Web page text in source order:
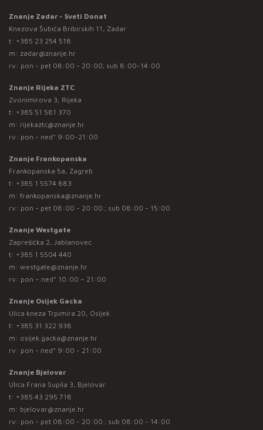
Znanje Zadar - Sveti Donat
Knezova Šubića Bribirskih 11, Zadar
t: +385 23 254 518
m: zadar@znanje.hr
rv: pon - pet 08:00 - 20:00; sub 8:00-14:00
Znanje Rijeka ZTC
Zvonimirova 3, Rijeka
t: +385 51 581 370
m: rijekaztc@znanje.hr
rv: pon - ned* 9:00-21:00
Znanje Frankopanska
Frankopanska 5a, Zagreb
t: +385 1 5574 883
m: frankopanska@znanje.hr
rv: pon - pet 08:00 - 20:00 ; sub 08:00 - 15:00
Znanje Westgate
Zaprešićka 2, Jablanovec
t: +385 1 5504 440
m: westgate@znanje.hr
rv: pon – ned* 10:00 – 21:00
Znanje Osijek Gacka
Ulica kneza Trpimira 20, Osijek
t: +385 31 322 938
m: osijek.gacka@znanje.hr
rv: pon - ned* 9:00 - 21:00
Znanje Bjelovar
Ulica Frana Supila 3, Bjelovar
t: +385 43 295 718
m: bjelovar@znanje.hr
rv: pon - pet 08:00 - 20:00 ; sub 08:00 - 14:00